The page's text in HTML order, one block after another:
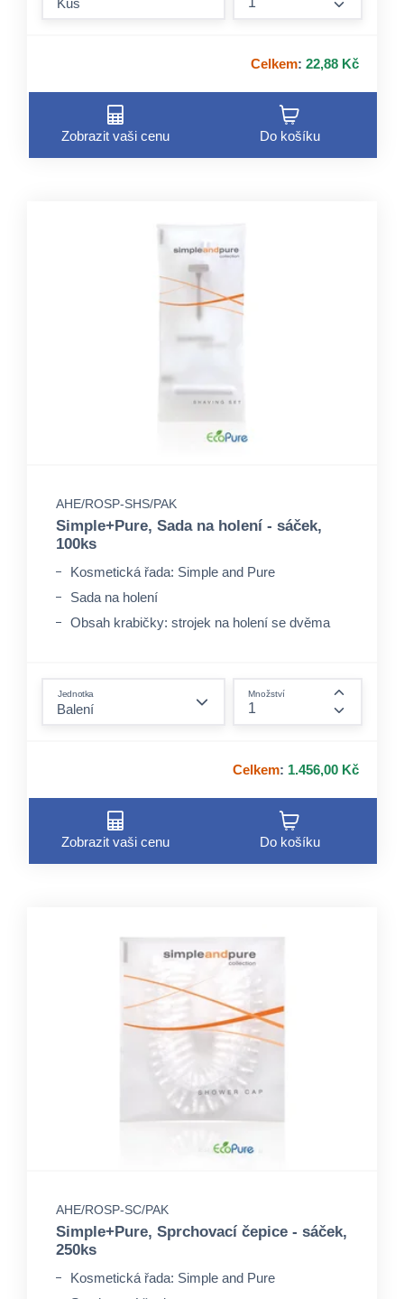
Celkem: 22,88 Kč
Zobrazit vaši cenu Do košíku
AHE/ROSP-SHS/PAK
Simple+Pure, Sada na holení - sáček,
100ks
Kosmetická řada: Simple and Pure
Sada na holení
Obsah krabičky: strojek na holení se dvěma
Jednotka Množství
Celkem: 1.456,00 Kč
Zobrazit vaši cenu Do košíku
AHE/ROSP-SC/PAK
Simple+Pure, Sprchovací čepice - sáček,
250ks
Kosmetická řada: Simple and Pure